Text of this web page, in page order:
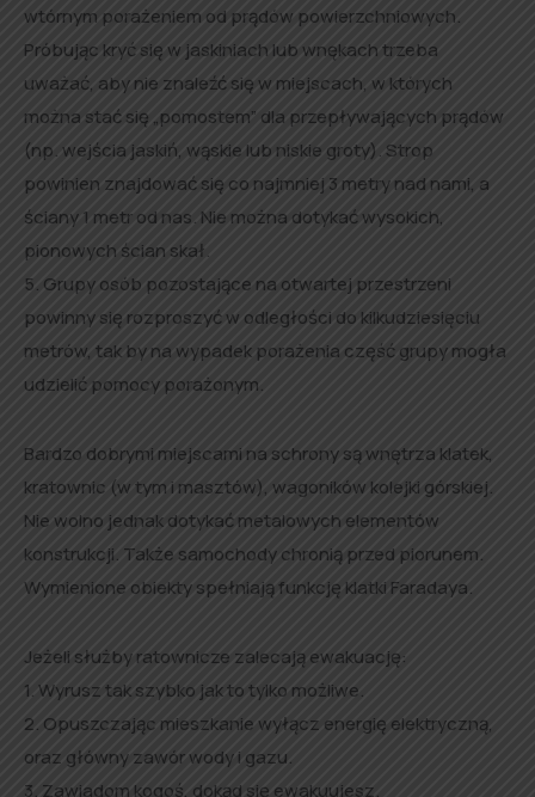
wtórnym porażeniem od prądów powierzchniowych.
Próbując kryć się w jaskiniach lub wnękach trzeba
uważać, aby nie znaleźć się w miejscach, w których
można stać się „pomostem” dla przepływających prądów
(np. wejścia jaskiń, wąskie lub niskie groty). Strop
powinien znajdować się co najmniej 3 metry nad nami, a
ściany 1 metr od nas. Nie można dotykać wysokich,
pionowych ścian skał.
5. Grupy osób pozostające na otwartej przestrzeni
powinny się rozproszyć w odległości do kilkudziesięciu
metrów, tak by na wypadek porażenia część grupy mogła
udzielić pomocy porażonym.
Bardzo dobrymi miejscami na schrony są wnętrza klatek,
kratownic (w tym i masztów), wagoników kolejki górskiej.
Nie wolno jednak dotykać metalowych elementów
konstrukcji. Także samochody chronią przed piorunem.
Wymienione obiekty spełniają funkcję klatki Faradaya.
Jeżeli służby ratownicze zalecają ewakuację:
1. Wyrusz tak szybko jak to tylko możliwe.
2. Opuszczając mieszkanie wyłącz energię elektryczną,
oraz główny zawór wody i gazu.
3. Zawiadom kogoś, dokąd się ewakuujesz.